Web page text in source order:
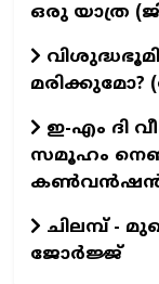
ഒരു യാത്ര
ഇ-എം ദി
സമൂഹം
ചിലമ്പ് -
ജോർജ്ജ്